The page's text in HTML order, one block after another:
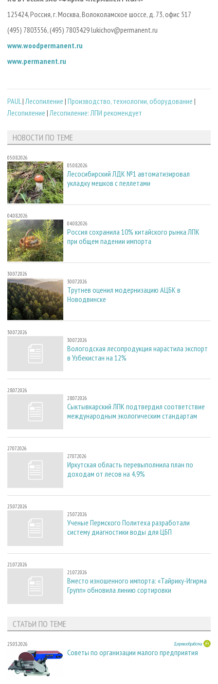
125424, Россия, г. Москва, Волоколамское шоссе, д. 73, офис 517
(495) 780­35­56, (495) 780­34­29 lukichov@permanent.ru
www.wood­permanent.ru
www.permanent.ru
PAUL|Лесопиление | Производство, технологии, оборудование |
Лесопиление |Лесопиление: ЛПИ рекомендует
НОВОСТИ ПО ТЕМЕ
05.08.2026
05.08.2026
Лесосибирский ЛДК №1 автоматизировал
укладку мешков с пеллетами
04.08.2026
04.08.2026
Россия сохранила 10% китайского рынка ЛПК
при общем падении импорта
30.07.2026
30.07.2026
Трутнев оценил модернизацию АЦБК в
Новодвинске
30.07.2026
30.07.2026
Вологодская лесопродукция нарастила экспорт
в Узбекистан на 12%
28.07.2026
28.07.2026
Сыктывкарский ЛПК подтвердил соответствие
международным экологическим стандартам
27.07.2026
27.07.2026
Иркутская область перевыполнила план по
доходам от лесов на 4,9%
23.07.2026
23.07.2026
Ученые Пермского Политеха разработали
систему диагностики воды для ЦБП
21.07.2026
21.07.2026
Вместо изношенного импорта: «Тайрику-Игирма
Групп» обновила линию сортировки
СТАТЬИ ПО ТЕМЕ
23.03.2026 Деревообработка
Советы по организации малого предприятия